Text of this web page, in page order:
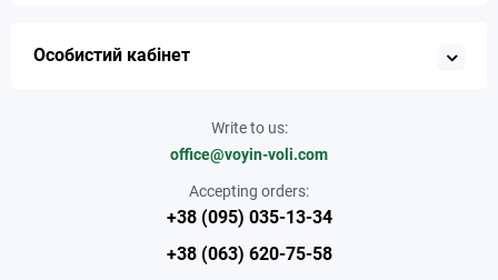
Особистий кабінет
Write to us:
office@voyin-voli.com
Accepting orders:
+38 (095) 035-13-34
+38 (063) 620-75-58